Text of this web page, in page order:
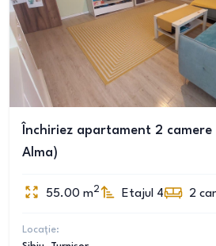
Închiriez apartament 2
Alma)
55.00 m2 Etajul 4 2
Locație: